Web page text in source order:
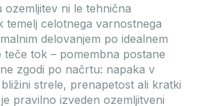
ozemljitev ni le tehnična
temelj celotnega varnostnega
delovanjem po idealnem
teče tok – pomembna postane
zgodi po načrtu: napaka v
strele, prenapetost ali kratki
pravilno izveden ozemljitveni